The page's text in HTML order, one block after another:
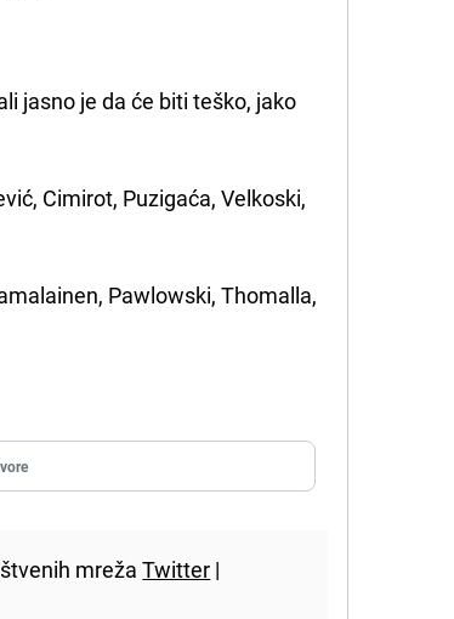
jasno je da će biti teško, jako
Cimirot, Puzigaća, Velkoski,
Pawlowski, Thomalla,
mrežaTwitter |